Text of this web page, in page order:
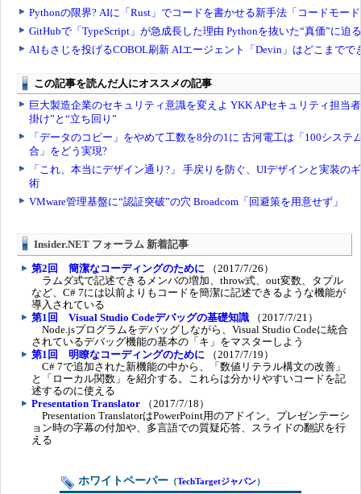
Insider.NET フォーラム 新着記事
第2回 簡潔なコーディングのために （2017/7/26）
ラムダ式で記述できるメンバの増加、throw式、out変数、タプル
など、C# 7には以前よりもコードを簡潔に記述できるような機能が
導入されている
第1回 Visual Studio Codeデバッグの基礎知識 （2017/7/21）
Node.jsプログラムをデバッグしながら、Visual Studio Codeに統合
されているデバッグ機能の基本の「キ」をマスターしよう
第1回 明瞭なコーディングのために （2017/7/19）
C# 7で追加された新機能の中から、「数値リテラル構文の改善」
と「ローカル関数」を紹介する。これらは分かりやすいコードを記
述するのに使える
Presentation Translator （2017/7/18）
Presentation TranslatorはPowerPoint用のアドイン。プレゼンテーシ
ョン時の字幕の付加や、多言語での質疑応答、スライドの翻訳を行
える
ホワイトペーパー （TechTargetジャパン）